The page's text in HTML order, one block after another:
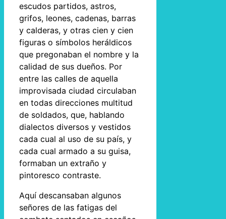
escudos partidos, astros,
grifos, leones, cadenas, barras
y calderas, y otras cien y cien
figuras o símbolos heráldicos
que pregonaban el nombre y la
calidad de sus dueños. Por
entre las calles de aquella
improvisada ciudad circulaban
en todas direcciones multitud
de soldados, que, hablando
dialectos diversos y vestidos
cada cual al uso de su país, y
cada cual armado a su guisa,
formaban un extraño y
pintoresco contraste.
Aquí descansaban algunos
señores de las fatigas del